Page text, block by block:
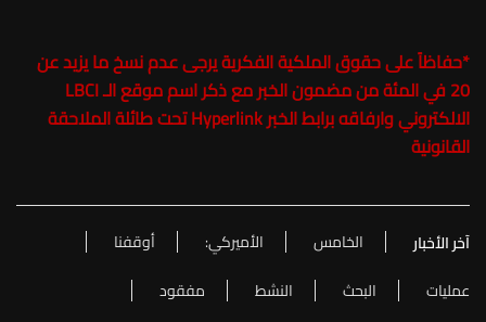
*حفاظاً على حقوق الملكية الفكرية يرجى عدم نسخ ما يزيد عن
20 في المئة من مضمون الخبر مع ذكر اسم موقع الـ LBCI
الالكتروني وارفاقه برابط الخبر Hyperlink تحت طائلة الملاحقة
القانونية
آخر الأخبار الخامس الأميركي:
أوقفنا
عمليات
البحث النشط
مفقود